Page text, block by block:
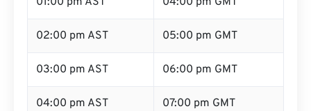
02:00 pm AST 05:00 pm GMT
03:00 pm AST 06:00 pm GMT
04:00 pm AST 07:00 pm GMT